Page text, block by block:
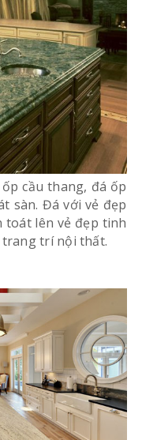
cầu thang, đá ốp
sàn. Đá với vẻ đẹp
lên vẻ đẹp tinh
trí nội thất.